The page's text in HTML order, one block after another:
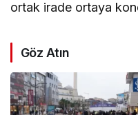
ortak irade ortaya
Göz Atın